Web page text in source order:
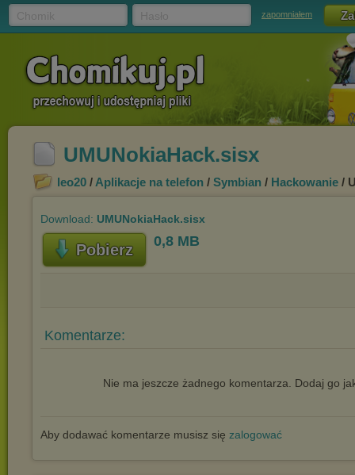
zapomniałem
UMUNokiaHack.sisx
leo20 / Aplikacje na telefon / Symbian / Hackowanie /
Download: UMUNokiaHack.sisx
Pobierz 0,8 MB
Komentarze:
Nie ma jeszcze żadnego komentarza. Dodaj go
Aby dodawać komentarze musisz się zalogować